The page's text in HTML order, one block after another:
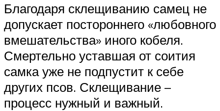
Благодаря склещиванию самец не
допускает постороннего «любовного
вмешательства» иного кобеля.
Смертельно уставшая от соития
самка уже не подпустит к себе
других псов. Склещивание –
процесс нужный и важный.